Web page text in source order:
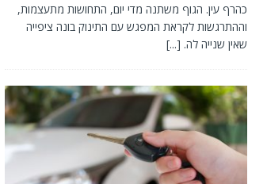
כהרף עין. הגוף משתנה מדי יום, התחושות מתעצמות,
וההתרגשות לקראת המפגש עם התינוק בונה ציפייה
שאין שנייה לה. [...]